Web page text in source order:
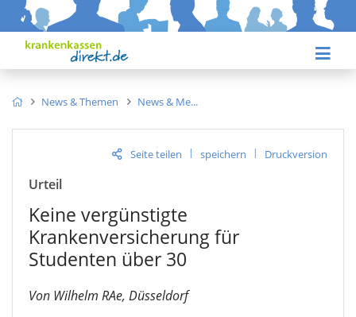
News & Themen News & Me
Seite teilen | speichern | Druckversion
Urteil
Keine vergünstigte
Krankenversicherung für
Studenten über 30
Von Wilhelm RAe, Düsseldorf